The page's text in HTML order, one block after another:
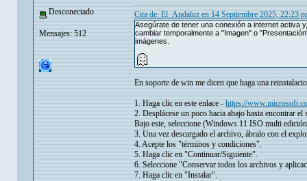
Desconectado
Mensajes: 512
Cita de: El_Andaluz en 14 Septiembre 2025, 22:23
Asegúrate de tener una conexión a internet activa
cambiar temporalmente a "Imagen" o
imágenes.
En soporte de win me dicen que haga una
1. Haga clic en este enlace - https://
2. Desplácese un poco hacia abajo hasta encontrar
Bajo este, seleccione (Windows 11 ISO multi
3. Una vez descargado el archivo, ábralo con el
4. Acepte los "términos y condiciones".
5. Haga clic en "Continuar/Siguiente".
6. Seleccione "Conservar todos los archivos y
7. Haga clic en "Instalar".